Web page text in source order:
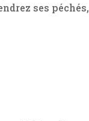
ses péchés,